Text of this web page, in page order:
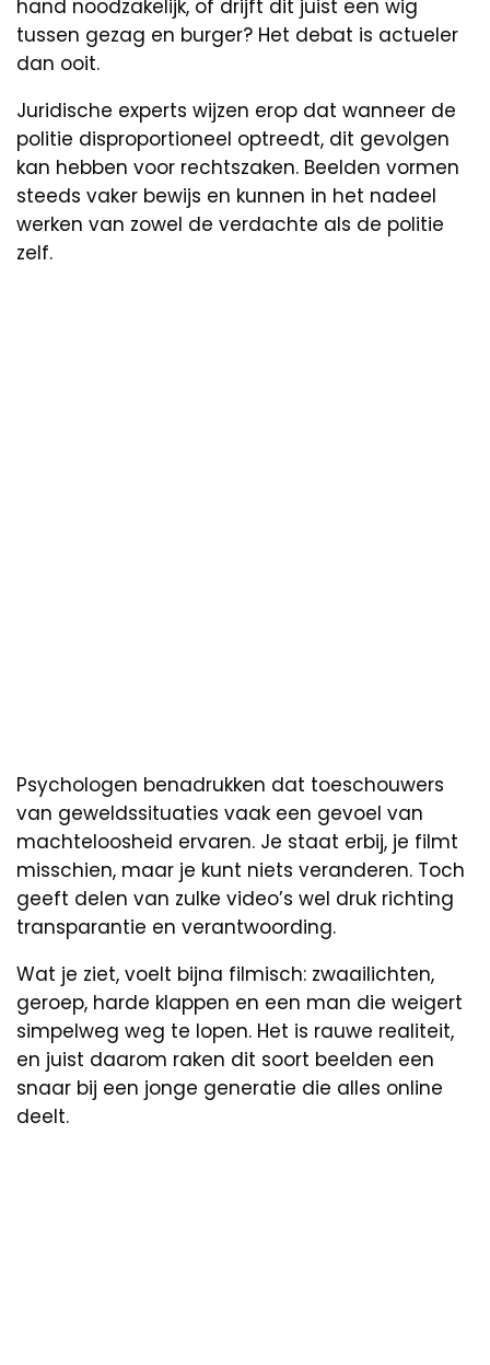
hand noodzakelijk, of drijft dit juist een wig
tussen gezag en burger? Het debat is actueler
dan ooit.
Juridische experts wijzen erop dat wanneer de
politie disproportioneel optreedt, dit gevolgen
kan hebben voor rechtszaken. Beelden vormen
steeds vaker bewijs en kunnen in het nadeel
werken van zowel de verdachte als de politie
zelf.
Psychologen benadrukken dat toeschouwers
van geweldssituaties vaak een gevoel van
machteloosheid ervaren. Je staat erbij, je filmt
misschien, maar je kunt niets veranderen. Toch
geeft delen van zulke video’s wel druk richting
transparantie en verantwoording.
Wat je ziet, voelt bijna filmisch: zwaailichten,
geroep, harde klappen en een man die weigert
simpelweg weg te lopen. Het is rauwe realiteit,
en juist daarom raken dit soort beelden een
snaar bij een jonge generatie die alles online
deelt.